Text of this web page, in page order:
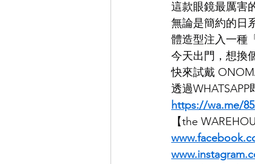
這款眼鏡最厲害
無論是簡約的日
體造型注入一種
今天出門，想換
快來試戴
透過WHATSAPP
https://wa.me/
【the